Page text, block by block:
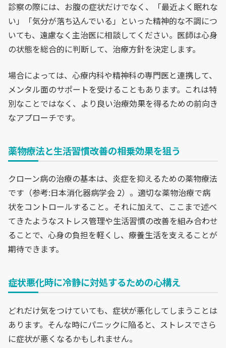
診察の際には、お腹の症状だけでなく、「最近よく眠れな
い」「気分が落ち込んでいる」といった精神的な不調につ
いても、遠慮なく主治医に相談してください。医師は心身
の状態を総合的に判断して、治療方針を決定します。
場合によっては、心療内科や精神科の専門医と連携して、
メンタル面のサポートを受けることもあります。これは特
別なことではなく、より良い治療効果を得るための前向き
なアプローチです。
薬物療法と生活習慣改善の相乗効果を狙う
クローン病の治療の基本は、炎症を抑えるための薬物療法
です（参考:日本消化器病学会 2）。適切な薬物治療で病
状をコントロールすること。それに加えて、ここまで述べ
てきたようなストレス管理や生活習慣の改善を組み合わせ
ることで、心身の負担を軽くし、療養生活を支えることが
期待できます。
症状悪化時に冷静に対処するための心構え
どれだけ気をつけていても、症状が悪化してしまうことは
あります。そんな時にパニックに陥ると、ストレスでさら
に症状が悪くなるかもしれません。